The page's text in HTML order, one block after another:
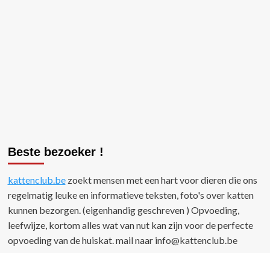
Beste bezoeker !
kattenclub.bezoekt mensen met een hart voor dieren die ons
regelmatig leuke en informatieve teksten, foto's over katten
kunnen bezorgen. (eigenhandig geschreven ) Opvoeding,
leefwijze, kortom alles wat van nut kan zijn voor de perfecte
opvoeding van de huiskat. mail naar info@kattenclub.be